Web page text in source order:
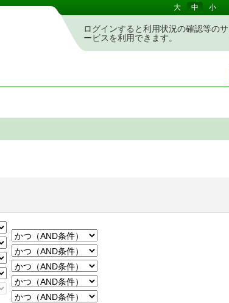
大 中 小
ログインすると利用状況の確認等のサ
ービスを利用できます。